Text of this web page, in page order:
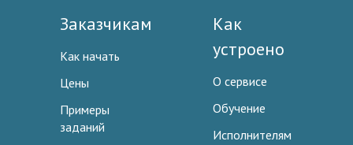
Заказчикам
Как начать
Цены
Примеры
заданий
Как
устроено
О сервисе
Обучение
Исполнителям